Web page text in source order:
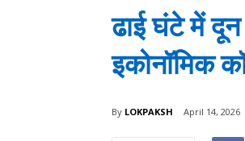
ढाई घंटे में
इकोनॉमिक
By LOKPAKSH April 14, 2026